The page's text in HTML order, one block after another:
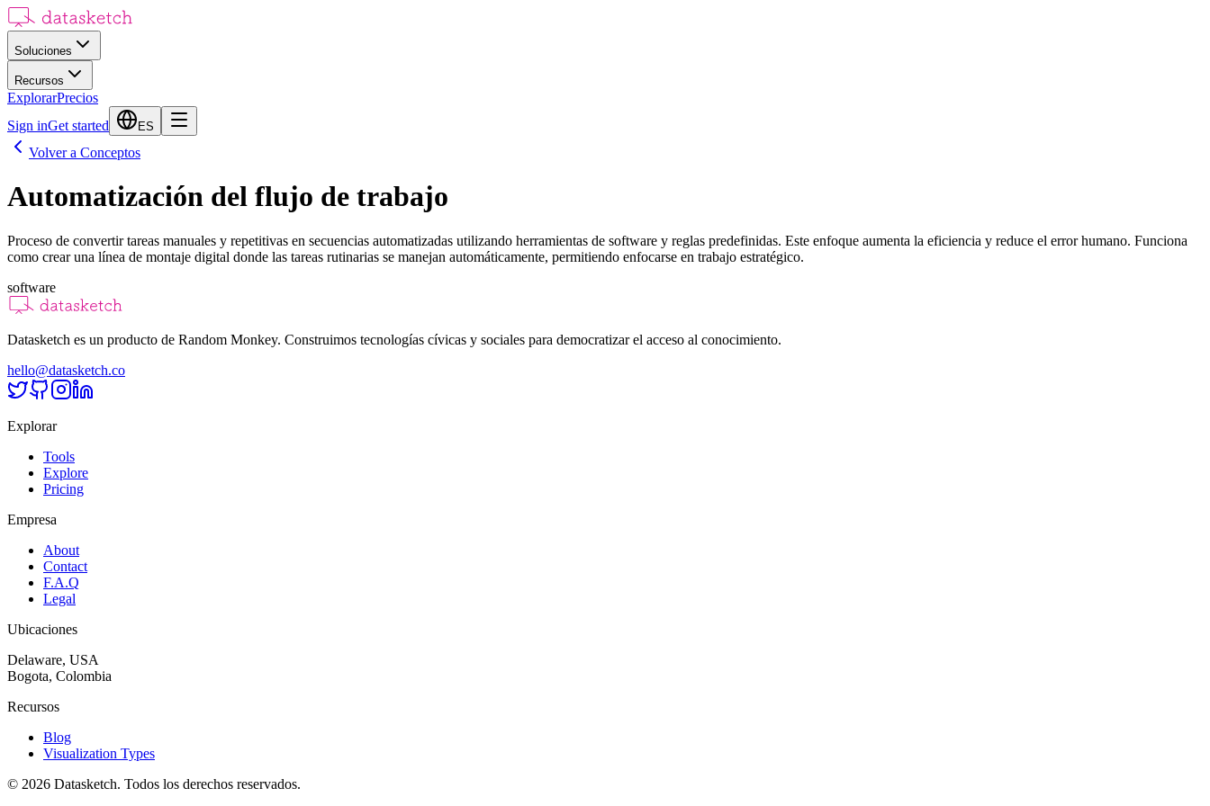
Soluciones
Recursos
ExplorarPrecios
Sign inGet started ES
Volver a Conceptos
Automatización del flujo de trabajo
Proceso de convertir tareas manuales y repetitivas en secuencias automatizadas utilizando herramientas de software y reglas predefinidas. Este enfoque aumenta la eficiencia y reduce el error humano. Funciona
como crear una línea de montaje digital donde las tareas rutinarias se manejan automáticamente, permitiendo enfocarse en trabajo estratégico.
software
Datasketch es un producto de Random Monkey. Construimos tecnologías cívicas y sociales para democratizar el acceso al conocimiento.
hello@datasketch.co
Explorar
Tools
Explore
Pricing
Empresa
About
Contact
F.A.Q
Legal
Ubicaciones
Delaware, USA
Bogota, Colombia
Recursos
Blog
Visualization Types
© 2026 Datasketch. Todos los derechos reservados.